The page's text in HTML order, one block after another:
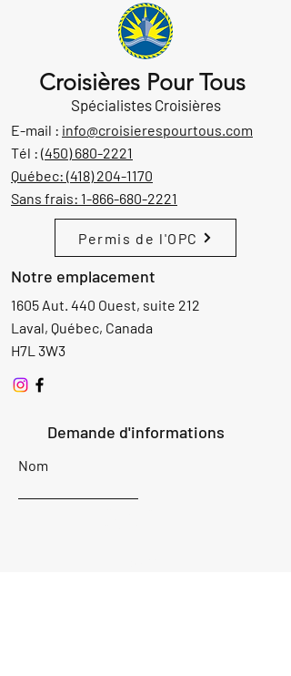
Croisières Pour Tous
Spécialistes Croisières
E-mail : info@croisierespourtous.com
Tél : (450) 680-2221
Québec: (418) 204-1170
Sans frais: 1-866-680-2221
Permis de l'OPC
Notre emplacement
1605 Aut. 440 Ouest, suite 212
Laval, Québec, Canada
H7L 3W3
Demande d'informations
Nom